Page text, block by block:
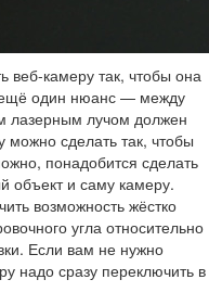
веб-камеру так, чтобы она
ещё один нюанс — между
лазерным лучом должен
сделать так, чтобы
понадобится сделать
объект и саму камеру.
возможность жёстко
угла относительно
Если вам не нужно
надо сразу переключить в